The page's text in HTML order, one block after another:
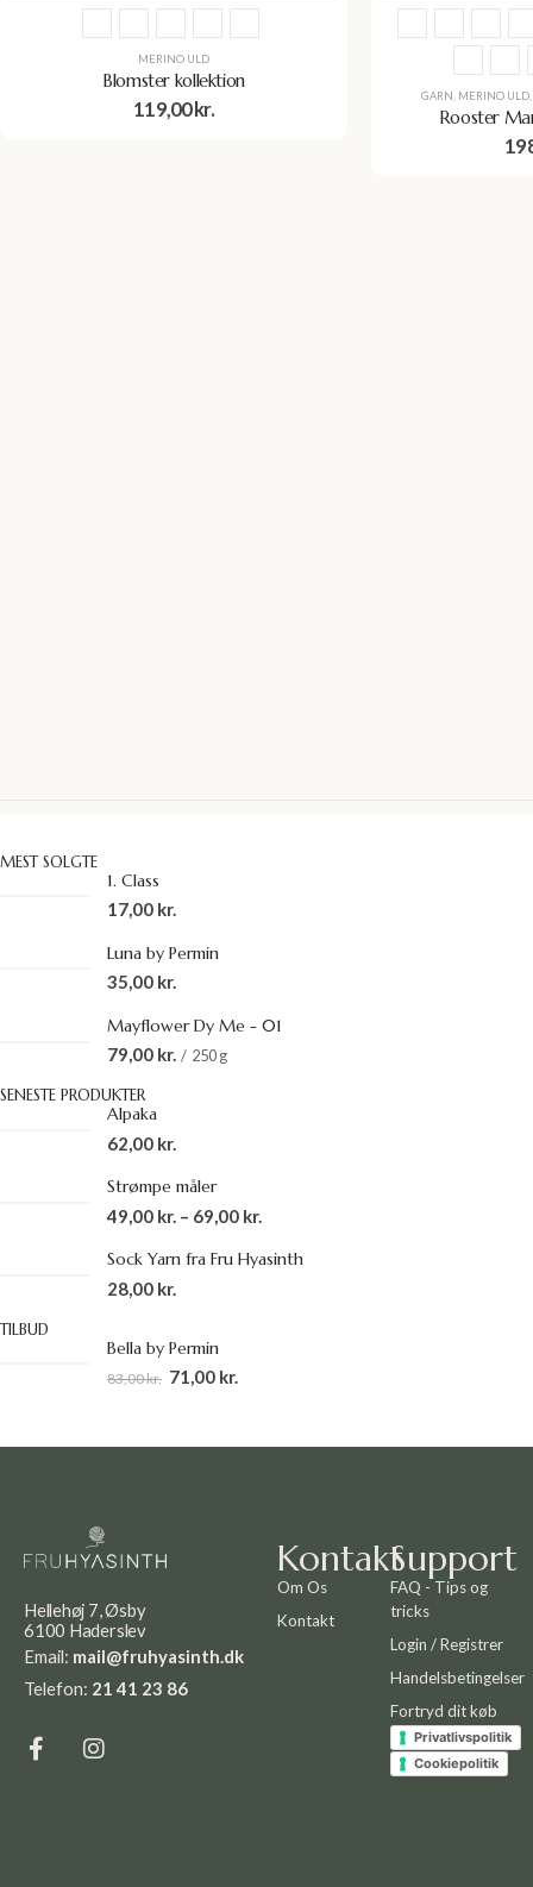
MERINO ULD
Blomster kollektion
119,00 kr.
GARN MERINO ULD,
Rooster
MEST SOLGTE
1. Class
17,00 kr.
Luna by Permin
35,00 kr.
Mayflower Dy Me - 01
79,00 kr. 250 g
SENESTE PRODUKTER
Alpaka
62,00 kr.
Strømpe måler
49,00 kr. – 69,00 kr.
Sock Yarn fra Fru Hyasinth
28,00 kr.
TILBUD
Bella by Permin
83,00kr. 71,00 kr.
Hellehøj 7, Øsby
6100 Haderslev
Email: mail@fruhyasinth.dk
Telefon: 21 41 23 86
Kontakt
Om Os
Kontakt
Support
FAQ - Tips og
tricks
Login / Registrer
Handelsbetingelser
Fortryd dit køb
Privatlivspolitik
Cookiepolitik